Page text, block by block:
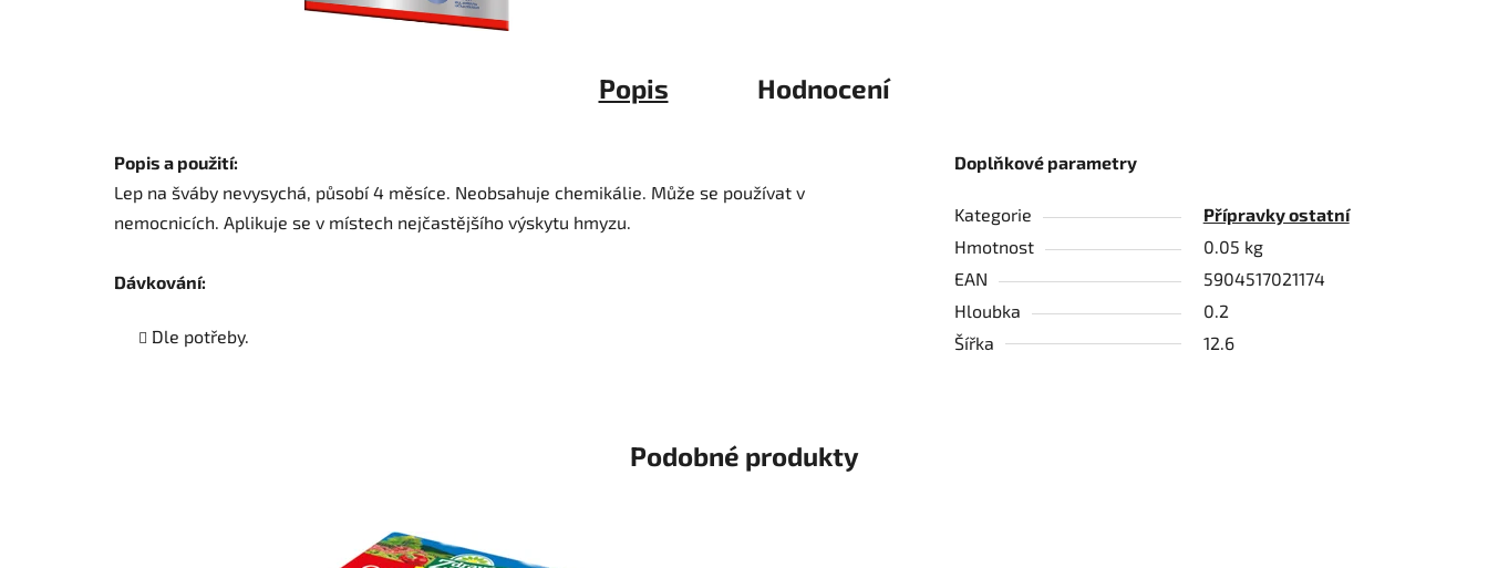
Popis Hodnocení
Popis a použití:
Lep na šváby nevysychá, působí 4 měsíce. Neobsahuje chemikálie. Může se používat v
nemocnicích. Aplikuje se v místech nejčastějšího výskytu hmyzu.
Dávkování:
Dle potřeby.
Doplňkové parametry
Kategorie
Přípravky ostatní
Hmotnost
0.05 kg
EAN
5904517021174
Hloubka
0.2
Šířka
12.6
Podobné produkty